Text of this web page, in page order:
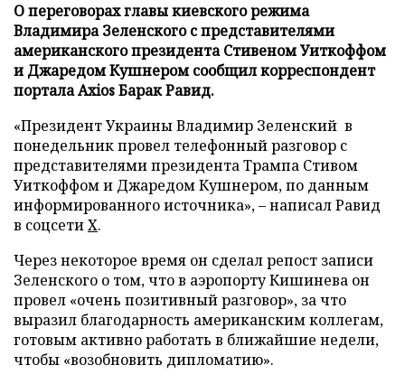
О переговорах главы киевского режима
Владимира Зеленского с представителями
американского президента Стивеном Уиткоффом
и Джаредом Кушнером сообщил корреспондент
портала Axios Барак Равид.
«Президент Украины Владимир Зеленский в
понедельник провел телефонный разговор с
представителями президента Трампа Стивом
Уиткоффом и Джаредом Кушнером, по данным
информированного источника», – написал Равид
в соцсетиХ.
Через некоторое время он сделал репост записи
Зеленского о том, что в аэропорту Кишинева он
провел «очень позитивный разговор», за что
выразил благодарность американским коллегам,
готовым активно работать в ближайшие недели,
чтобы «возобновить дипломатию».